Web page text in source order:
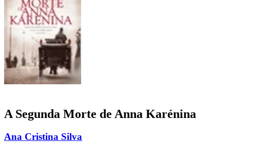
A Segunda Morte de Anna Karénina
Ana Cristina Silva